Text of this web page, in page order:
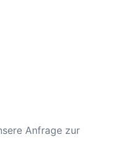
Anfrage zur